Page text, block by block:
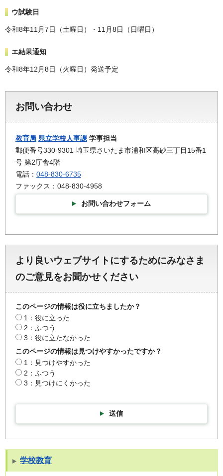
ウ試験日
令和8年11月7日（土曜日）・11月8日（日曜日）
エ結果通知
令和8年12月8日（火曜日）発送予定
お問い合わせ
教育局 県立学校人事課 学事担当
郵便番号330-9301 埼玉県さいたま市浦和区高砂三丁目15番1
号 第2庁舎4階
電話： 048-830-6735
ファックス：048-830-4958
お問い合わせフォーム
より良いウェブサイトにするためにみなさま
のご意見をお聞かせください
このページの情報は役に立ちましたか？
1：役に立った
2：ふつう
3：役に立たなかった
このページの情報は見つけやすかったですか？
1：見つけやすかった
2：ふつう
3：見つけにくかった
送信
学校教育